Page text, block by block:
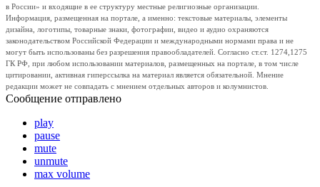
в России» и входящие в ее структуру местные религиозные организации.
Информация, размещенная на портале, а именно: текстовые материалы, элементы
дизайна, логотипы, товарные знаки, фотографии, видео и аудио охраняются
законодательством Российской Федерации и международными нормами права и не
могут быть использованы без разрешения правообладателей. Согласно ст.ст. 1274,1275
ГК РФ, при любом использовании материалов, размещенных на портале, в том числе
цитировании, активная гиперссылка на материал является обязательной. Мнение
редакции может не совпадать с мнением отдельных авторов и колумнистов.
Сообщение отправлено
play
pause
mute
unmute
max volume